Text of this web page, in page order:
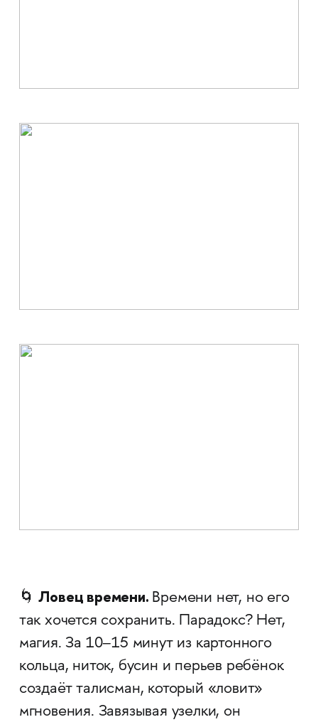
🌀Ловец времени. Времени нет, но его
так хочется сохранить. Парадокс? Нет,
магия. За 10–15 минут из картонного
кольца, ниток, бусин и перьев ребёнок
создаёт талисман, который «ловит»
мгновения. Завязывая узелки, он